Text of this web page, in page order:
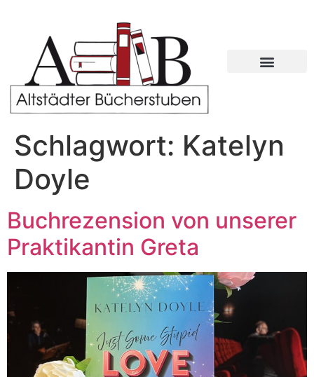
Schlagwort: Katelyn
Doyle
Buchrezension von unserer
Praktikantin Greta